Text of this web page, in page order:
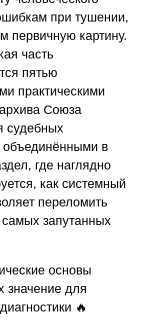
при тушении,
первичную картину.
часть
пятью
практическими
Союза
судебных
объединёнными в
где наглядно
как системный
переломить
запутанных
основы
значение для
🔥